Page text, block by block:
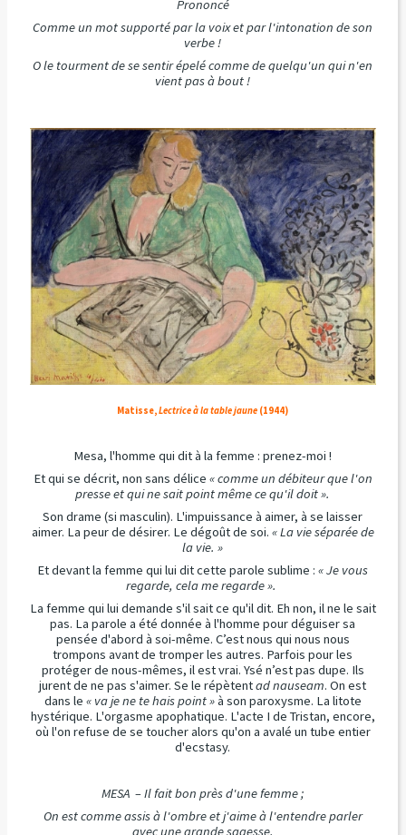
Prononcé
Comme un mot supporté par la voix et par l'intonation de son
verbe !
O le tourment de se sentir épelé comme de quelqu'un qui n'en
vient pas à bout !
Matisse,Lectrice à la table jaune (1944)
Mesa, l'homme qui dit à la femme : prenez-moi !
Et qui se décrit, non sans délice « comme un débiteur que l'on
presse et qui ne sait point même ce qu'il doit ».
Son drame (si masculin). L'impuissance à aimer, à se laisser
aimer. La peur de désirer. Le dégoût de soi. « La vie séparée de
la vie. »
Et devant la femme qui lui dit cette parole sublime :« Je vous
regarde, cela me regarde ».
La femme qui lui demande s'il sait ce qu'il dit. Eh non, il ne le sait
pas. La parole a été donnée à l'homme pour déguiser sa
pensée d'abord à soi-même. C’est nous qui nous nous
trompons avant de tromper les autres. Parfois pour les
protéger de nous-mêmes, il est vrai. Ysé n’est pas dupe. Ils
jurent de ne pas s'aimer. Se le répètentad nauseam. On est
dans le « va je ne te hais point »à son paroxysme. La litote
hystérique. L'orgasme apophatique. L'acte I de Tristan, encore,
où l'on refuse de se toucher alors qu'on a avalé un tube entier
d'ecstasy.
MESA – Il fait bon près d'une femme ;
On est comme assis à l'ombre et j'aime à l'entendre parler
avec une grande sagesse,